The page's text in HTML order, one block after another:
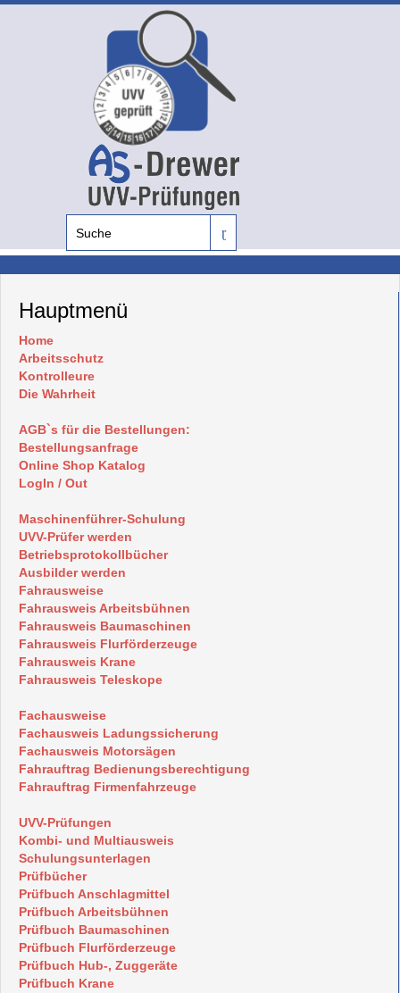
Hauptmenü
Home
Arbeitsschutz
Kontrolleure
Die Wahrheit
AGB`s für die Bestellungen:
Bestellungsanfrage
Online Shop Katalog
LogIn / Out
Maschinenführer-Schulung
UVV-Prüfer werden
Betriebsprotokollbücher
Ausbilder werden
Fahrausweise
Fahrausweis Arbeitsbühnen
Fahrausweis Baumaschinen
Fahrausweis Flurförderzeuge
Fahrausweis Krane
Fahrausweis Teleskope
Fachausweise
Fachausweis Ladungssicherung
Fachausweis Motorsägen
Fahrauftrag Bedienungsberechtigung
Fahrauftrag Firmenfahrzeuge
UVV-Prüfungen
Kombi- und Multiausweis
Schulungsunterlagen
Prüfbücher
Prüfbuch Anschlagmittel
Prüfbuch Arbeitsbühnen
Prüfbuch Baumaschinen
Prüfbuch Flurförderzeuge
Prüfbuch Hub-, Zuggeräte
Prüfbuch Krane